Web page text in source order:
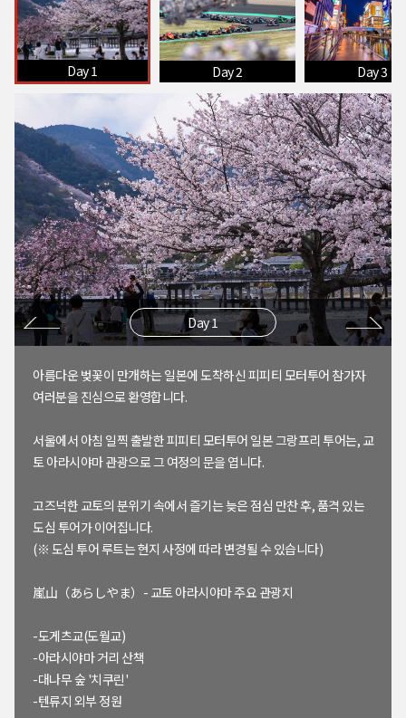
Day 1 Day 2 Day 3
Day 1
아름다운 벚꽃이 만개하는 일본에 도착하신 피피티 모터투어 참가자
여러분을 진심으로 환영합니다.
서울에서 아침 일찍 출발한 피피티 모터투어 일본 그랑프리 투어는, 교
토 아라시야마 관광으로 그 여정의 문을 엽니다.
고즈넉한 교토의 분위기 속에서 즐기는 늦은 점심 만찬 후, 품격 있는
도심 투어가 이어집니다.
(※ 도심 투어 루트는 현지 사정에 따라 변경될 수 있습니다)
嵐山（あらしやま）- 교토 아라시야마 주요 관광지
-도게츠교(도월교)
-아라시야마 거리 산책
-대나무 숲 '치쿠린'
-텐류지 외부 정원